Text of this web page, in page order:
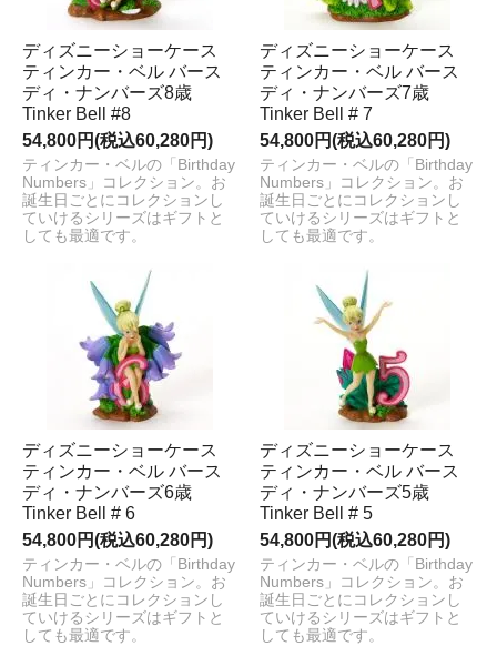
ディズニーショーケース
ティンカー・ベル バース
ディ・ナンバーズ8歳
Tinker Bell #8
54,800円(税込60,280円)
ティンカー・ベルの「Birthday
Numbers」コレクション。お
誕生日ごとにコレクションし
ていけるシリーズはギフトと
しても最適です。
ディズニーショーケース
ティンカー・ベル バース
ディ・ナンバーズ7歳
Tinker Bell # 7
54,800円(税込60,280円)
ティンカー・ベルの「Birthday
Numbers」コレクション。お
誕生日ごとにコレクションし
ていけるシリーズはギフトと
しても最適です。
ディズニーショーケース
ティンカー・ベル バース
ディ・ナンバーズ6歳
Tinker Bell # 6
54,800円(税込60,280円)
ティンカー・ベルの「Birthday
Numbers」コレクション。お
誕生日ごとにコレクションし
ていけるシリーズはギフトと
しても最適です。
ディズニーショーケース
ティンカー・ベル バース
ディ・ナンバーズ5歳
Tinker Bell # 5
54,800円(税込60,280円)
ティンカー・ベルの「Birthday
Numbers」コレクション。お
誕生日ごとにコレクションし
ていけるシリーズはギフトと
しても最適です。